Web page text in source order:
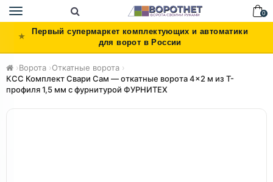
Toggle
navigation
0
Первый супермаркет комплектующих и автоматики
для ворот в России
›Ворота ›Откатные ворота ›
КСС Комплект Свари Сам — откатные ворота 4×2 м из Т-
профиля 1,5 мм с фурнитурой ФУРНИТЕХ